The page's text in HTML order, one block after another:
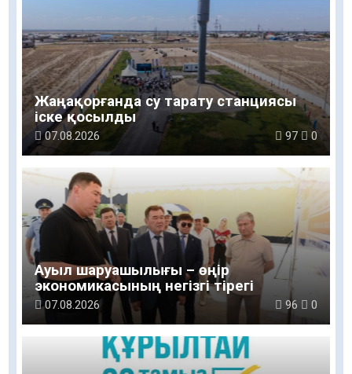
Жаңақорғанда су тарату станциясы
іске қосылды
07.08.2026 97 0
Ауыл шаруашылығы – өңір
экономикасының негізгі тірегі
07.08.2026 96 0